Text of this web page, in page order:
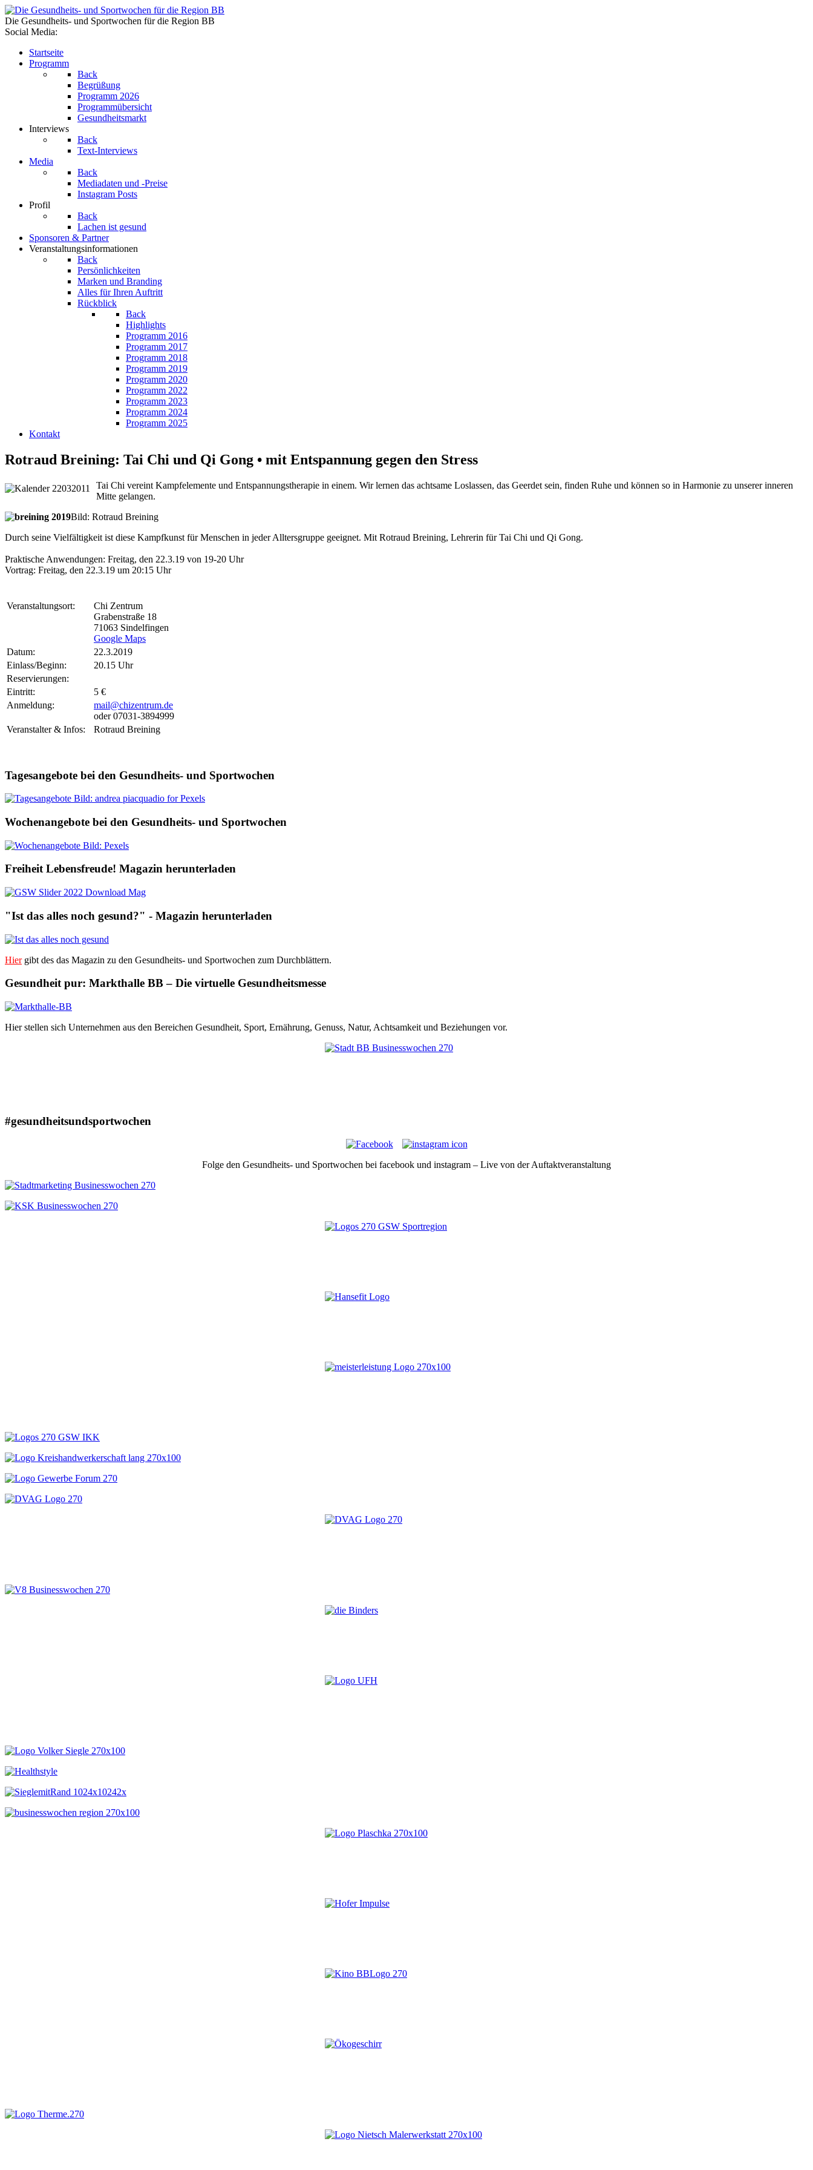
Die Gesundheits- und Sportwochen für die Region BB
Social Media:
Startseite
Programm
Back
Begrüßung
Programm 2026
Programmübersicht
Gesundheitsmarkt
Interviews
Back
Text-Interviews
Media
Back
Mediadaten und -Preise
Instagram Posts
Profil
Back
Lachen ist gesund
Sponsoren & Partner
Veranstaltungsinformationen
Back
Persönlichkeiten
Marken und Branding
Alles für Ihren Auftritt
Rückblick
Back
Highlights
Programm 2016
Programm 2017
Programm 2018
Programm 2019
Programm 2020
Programm 2022
Programm 2023
Programm 2024
Programm 2025
Kontakt
Rotraud Breining: Tai Chi und Qi Gong • mit Entspannung gegen den Stress
Tai Chi vereint Kampfelemente und Entspannungstherapie in einem. Wir lernen das achtsame Loslassen, das Geerdet sein, finden Ruhe und können so in Harmonie zu unserer inneren
Mitte gelangen.
Bild: Rotraud Breining
Durch seine Vielfältigkeit ist diese Kampfkunst für Menschen in jeder Alltersgruppe geeignet. Mit Rotraud Breining, Lehrerin für Tai Chi und Qi Gong.
Praktische Anwendungen: Freitag, den 22.3.19 von 19-20 Uhr
Vortrag: Freitag, den 22.3.19 um 20:15 Uhr
Veranstalter & Infos: Rotraud Breining
Veranstaltungsort:
Chi Zentrum
Grabenstraße 18
71063 Sindelfingen
Google Maps
Datum:
22.3.2019
Einlass/Beginn:
20.15 Uhr
Reservierungen:
Eintritt:
5 €
Anmeldung:
mail@chizentrum.de
oder 07031-3894999
Tagesangebote bei den Gesundheits- und Sportwochen
Wochenangebote bei den Gesundheits- und Sportwochen
Freiheit Lebensfreude! Magazin herunterladen
"Ist das alles noch gesund?" - Magazin herunterladen
Hiergibt des das Magazin zu den Gesundheits- und Sportwochen zum Durchblättern.
Gesundheit pur: Markthalle BB – Die virtuelle Gesundheitsmesse
Hier stellen sich Unternehmen aus den Bereichen Gesundheit, Sport, Ernährung, Genuss, Natur, Achtsamkeit und Beziehungen vor.
#gesundheitsundsportwochen
Folge den Gesundheits- und Sportwochen bei facebook und instagram – Live von der Auftaktveranstaltung